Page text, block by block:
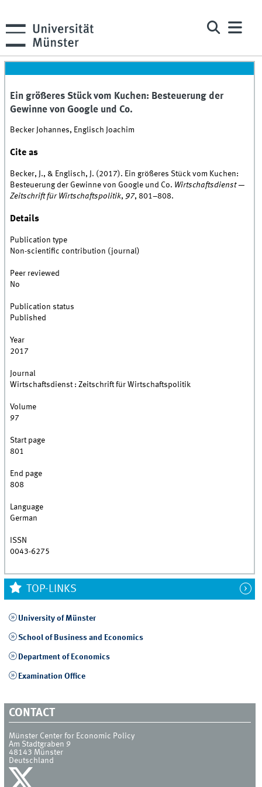
Ein größeres Stück vom Kuchen: Besteuerung der
Gewinne von Google und Co.
Becker Johannes, Englisch Joachim
Cite as
Becker, J., & Englisch, J. (2017). Ein größeres Stück vom Kuchen:
Besteuerung der Gewinne von Google und Co. Wirtschaftsdienst —
Zeitschrift für Wirtschaftspolitik, 97, 801–808.
Details
Publication type
Non-scientific contribution (journal)
Peer reviewed
No
Publication status
Published
Year
2017
Journal
Wirtschaftsdienst : Zeitschrift für Wirtschaftspolitik
Volume
97
Start page
801
End page
808
Language
German
ISSN
0043-6275
TOP-LINKS
University of Münster
School of Business and Economics
Department of Economics
Examination Office
CONTACT
Münster Center for Economic Policy
Am Stadtgraben 9
48143 Münster
Deutschland